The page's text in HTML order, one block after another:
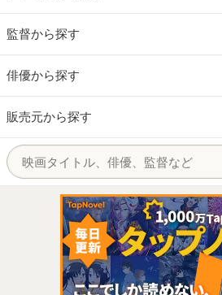
監督から探す
俳優から探す
販売元から探す